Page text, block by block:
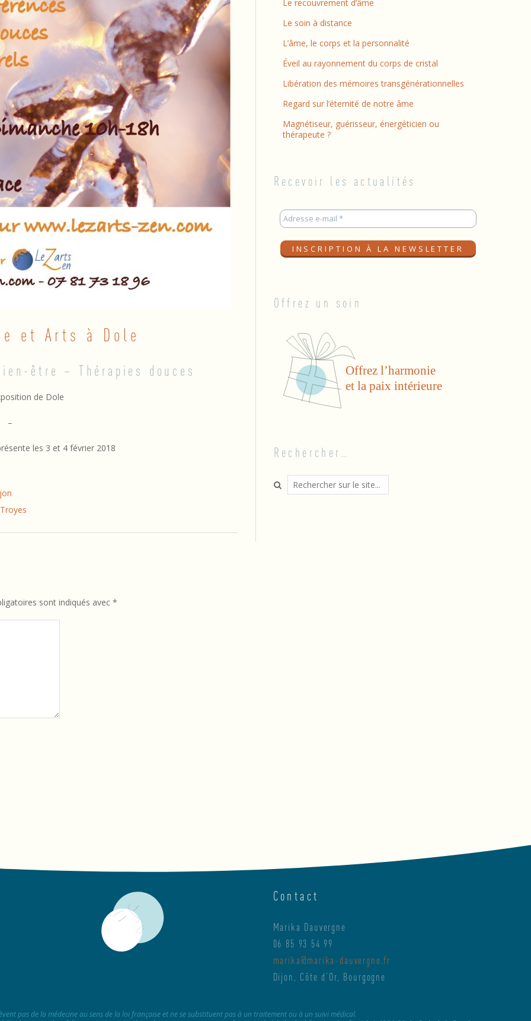
et Arts à Dole
être – Thérapies douces
de Dole
–
les 3 et 4 février 2018
sont indiqués avec *
Le recouvrement d’âme
Le soin à distance
L’âme, le corps et la personnalité
Éveil au rayonnement du corps de cristal
Libération des mémoires transgénérationnelles
Regard sur l’éternité de notre âme
Magnétiseur, guérisseur, énergéticien ou
thérapeute ?
Recevoir les actualités
Offrez un soin
Rechercher…
Search
Contact
Marika Dauvergne
06 85 93 54 99
marika@marika-dauvergne.fr
Dijon, Côte d’Or, Bourgogne
pas de la médecine au sens de la loi française et ne se substituent pas à un traitement ou à un suivi médical.